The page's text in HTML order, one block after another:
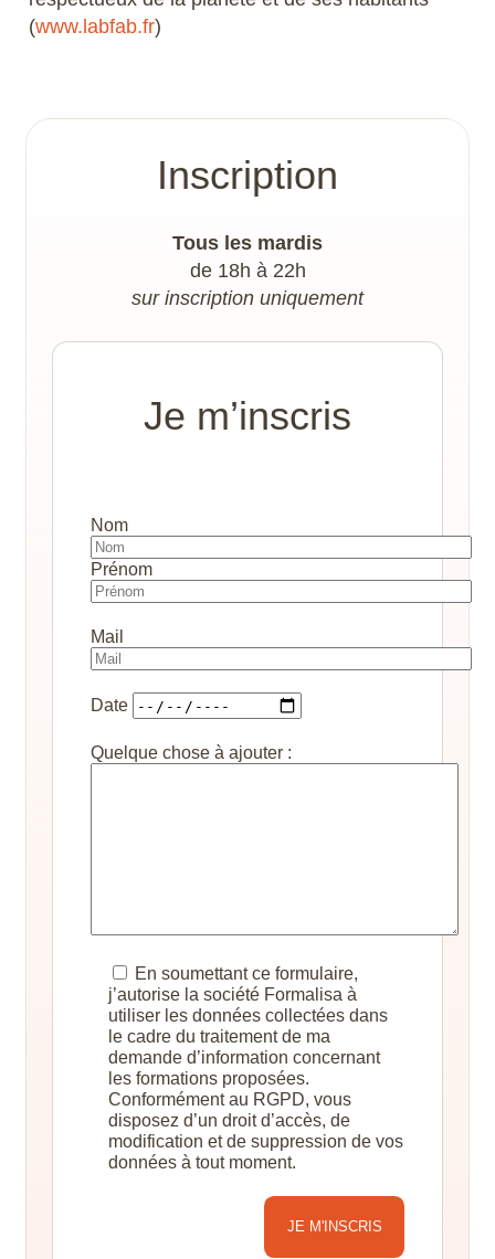
(www.labfab.fr)
Inscription
Tous les mardis
de 18h à 22h
sur inscription uniquement
Je m’inscris
Nom
Prénom
Mail
Date
Quelque chose à ajouter :
En soumettant ce formulaire,
j’autorise la société Formalisa à
utiliser les données collectées dans
le cadre du traitement de ma
demande d’information concernant
les formations proposées.
Conformément au RGPD, vous
disposez d’un droit d’accès, de
modification et de suppression de vos
données à tout moment.